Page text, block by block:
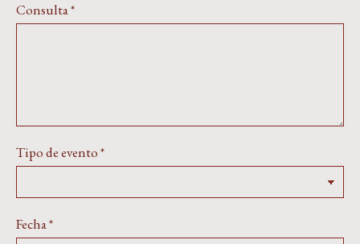
Consulta*
Tipo de evento*
Fecha*